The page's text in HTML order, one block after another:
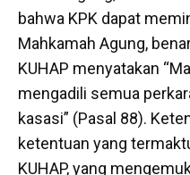
bahwa KPK dapat
Mahkamah Agung,
KUHAP menyatakan
mengadili semua
kasasi” (Pasal 88).
ketentuan yang
KUHAP, yang